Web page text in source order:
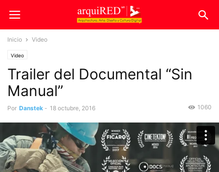
Inicio Video
Video
Trailer del Documental “Sin
Manual”
Por Danstek - 18 octubre, 2016 1060